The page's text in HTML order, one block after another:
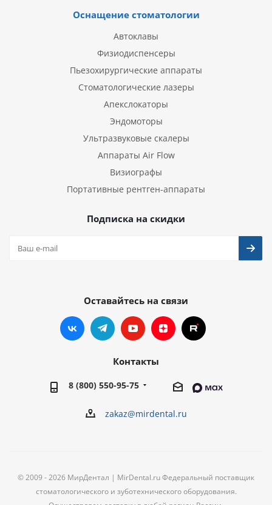
Оснащение стоматологии
Автоклавы
Физиодиспенсеры
Пьезохирургические аппараты
Стоматологические лазеры
Апекслокаторы
Эндомоторы
Ультразвуковые скалеры
Аппараты Air Flow
Визиографы
Портативные рентген-аппараты
Подписка на скидки
Оставайтесь на связи
Контакты
8 (800) 550-95-75
zakaz@mirdental.ru
© 2009 - 2026 МирДентал | MirDental.ru Федеральный поставщик
стоматологического и зуботехнического оборудования.